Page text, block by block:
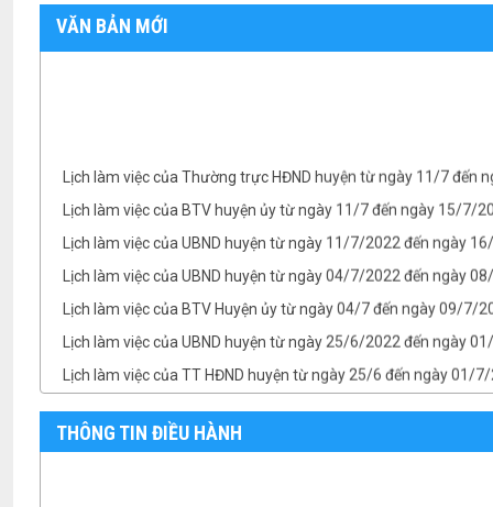
VĂN BẢN MỚI
Lịch làm việc của BTV huyện ủy từ ngày 11/7 đến ngày 15/7/
Lịch làm việc của UBND huyện từ ngày 11/7/2022 đến ngày
Lịch làm việc của UBND huyện từ ngày 04/7/2022 đến ngày
Lịch làm việc của BTV Huyện ủy từ ngày 04/7 đến ngày 09/7/
Lịch làm việc của UBND huyện từ ngày 25/6/2022 đến ngày
Lịch làm việc của TT HĐND huyện từ ngày 25/6 đến ngày 01/
Lịch làm việc của BTV Huyện ủy từ ngày 25/6 đến ngày 01/7/
TB- Ý kiến kết luận của Chủ tịch UBND huyện Phan Văn Linh
THÔNG TIN ĐIỀU HÀNH